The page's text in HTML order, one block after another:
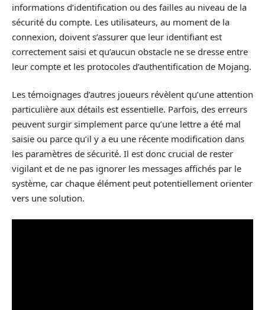
informations d’identification ou des failles au niveau de la
sécurité du compte. Les utilisateurs, au moment de la
connexion, doivent s’assurer que leur identifiant est
correctement saisi et qu’aucun obstacle ne se dresse entre
leur compte et les protocoles d’authentification de Mojang.
Les témoignages d’autres joueurs révèlent qu’une attention
particulière aux détails est essentielle. Parfois, des erreurs
peuvent surgir simplement parce qu’une lettre a été mal
saisie ou parce qu’il y a eu une récente modification dans
les paramètres de sécurité. Il est donc crucial de rester
vigilant et de ne pas ignorer les messages affichés par le
système, car chaque élément peut potentiellement orienter
vers une solution.